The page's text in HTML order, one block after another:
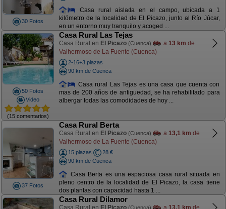
30 Fotos
Casa rural aislada en el campo, ubicada a 1
kilómetro de la localidad de El Picazo, junto al Río Júcar,
en un entorno muy tranquilo y acoged ...
50 Fotos
Video
(15 comentarios)
Casa Rural Las Tejas
Casa Rural en El Picazo (Cuenca) a 13 km de
Valhermoso de La Fuente (Cuenca)
2-16+3 plazas
90 km de Cuenca
Casa rural Las Tejas es una casa que cuenta con
mas de 200 años de antiguedad, se ha rehabilitado para
albergar todas las comodidades de hoy ...
37 Fotos
Casa Rural Berta
Casa Rural en El Picazo (Cuenca) a 13,1 km de
Valhermoso de La Fuente (Cuenca)
15 plazas
28 €
90 km de Cuenca
Casa Berta es una espaciosa casa rural situada en
pleno centro de la localidad de El Picazo, la casa tiene
dos plantas con capacidad hasta 1 ...
Casa Rural Dilamor
Casa Rural en El Picazo (Cuenca) a 13,1 km de